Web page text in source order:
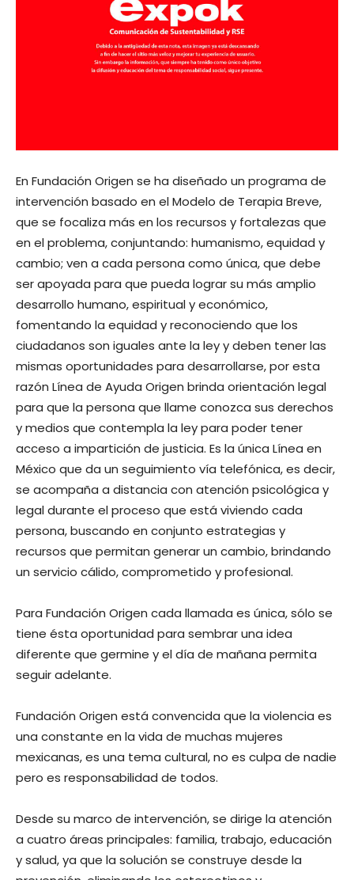
En Fundación Origen se ha diseñado un programa de
intervención basado en el Modelo de Terapia Breve,
que se focaliza más en los recursos y fortalezas que
en el problema, conjuntando: humanismo, equidad y
cambio; ven a cada persona como única, que debe
ser apoyada para que pueda lograr su más amplio
desarrollo humano, espiritual y económico,
fomentando la equidad y reconociendo que los
ciudadanos son iguales ante la ley y deben tener las
mismas oportunidades para desarrollarse, por esta
razón Línea de Ayuda Origen brinda orientación legal
para que la persona que llame conozca sus derechos
y medios que contempla la ley para poder tener
acceso a impartición de justicia. Es la única Línea en
México que da un seguimiento vía telefónica, es decir,
se acompaña a distancia con atención psicológica y
legal durante el proceso que está viviendo cada
persona, buscando en conjunto estrategias y
recursos que permitan generar un cambio, brindando
un servicio cálido, comprometido y profesional.
Para Fundación Origen cada llamada es única, sólo se
tiene ésta oportunidad para sembrar una idea
diferente que germine y el día de mañana permita
seguir adelante.
Fundación Origen está convencida que la violencia es
una constante en la vida de muchas mujeres
mexicanas, es una tema cultural, no es culpa de nadie
pero es responsabilidad de todos.
Desde su marco de intervención, se dirige la atención
a cuatro áreas principales: familia, trabajo, educación
y salud, ya que la solución se construye desde la